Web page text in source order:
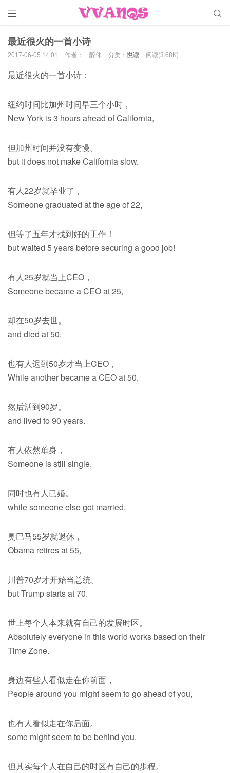
 
最近很火的一首小诗
2017-06-05 14:01 作者：一醉休 分类：悦读 阅读(3.68K)
最近很火的一首小诗：
纽约时间比加州时间早三个小时，
New York is 3 hours ahead of California,
但加州时间并没有变慢。
but it does not make California slow.
有人22岁就毕业了，
Someone graduated at the age of 22,
但等了五年才找到好的工作！
but waited 5 years before securing a good job!
有人25岁就当上CEO，
Someone became a CEO at 25,
却在50岁去世。
and died at 50.
也有人迟到50岁才当上CEO，
While another became a CEO at 50,
然后活到90岁。
and lived to 90 years.
有人依然单身，
Someone is still single,
同时也有人已婚。
while someone else got married.
奥巴马55岁就退休，
Obama retires at 55,
川普70岁才开始当总统。
but Trump starts at 70.
世上每个人本来就有自己的发展时区。
Absolutely everyone in this world works based on their
Time Zone.
身边有些人看似走在你前面，
People around you might seem to go ahead of you,
也有人看似走在你后面。
some might seem to be behind you.
但其实每个人在自己的时区有自己的步程。